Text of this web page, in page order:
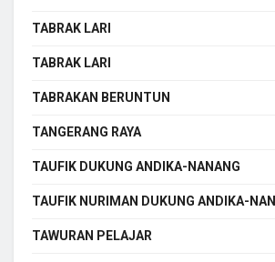
TABRAK LARI
TABRAK LARI
TABRAKAN BERUNTUN
TANGERANG RAYA
TAUFIK DUKUNG ANDIKA-NANANG
TAUFIK NURIMAN DUKUNG ANDIKA-
TAWURAN PELAJAR